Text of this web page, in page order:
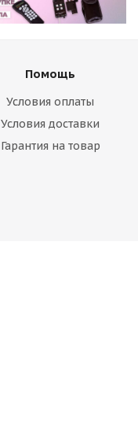
Помощь
Условия оплаты
Условия доставки
Гарантия на товар